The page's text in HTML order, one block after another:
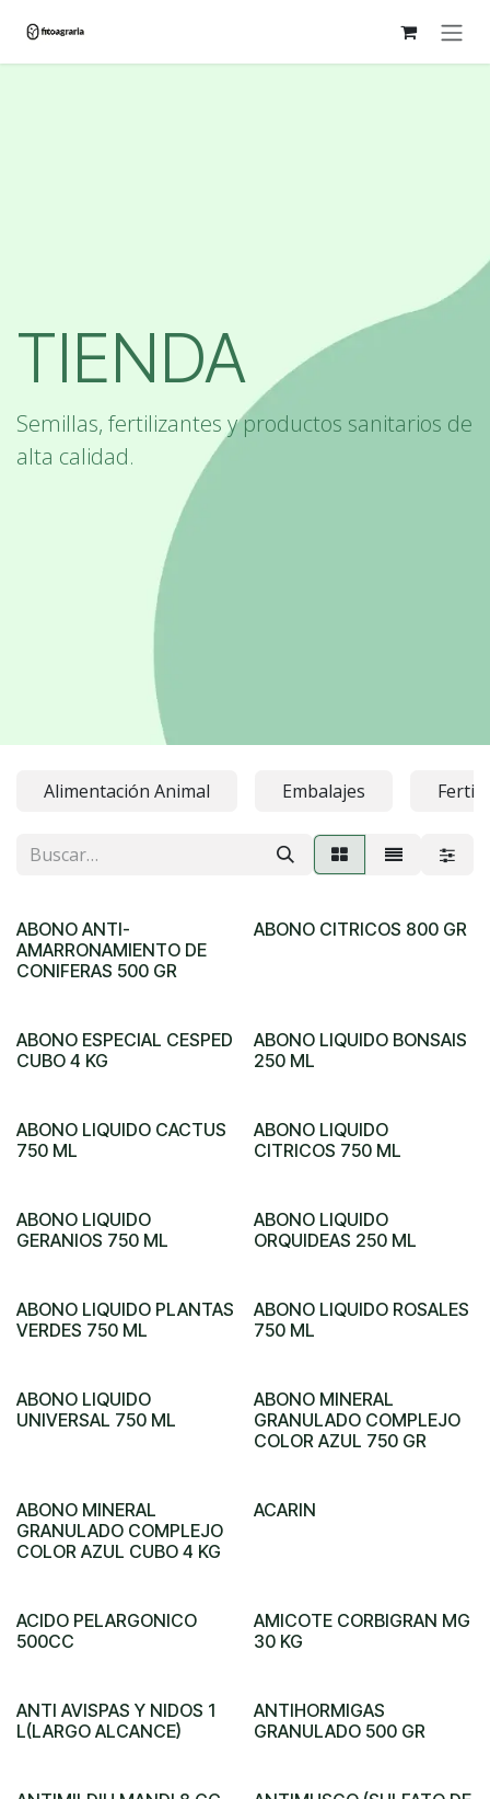
TIENDA
Semillas, fertilizantes y productos sanitarios de
alta calidad.
Alimentación Animal Embalajes
ABONO ANTI-
AMARRONAMIENTO DE
CONIFERAS 500 GR
ABONO CITRICOS 800 GR
ABONO ESPECIAL CESPED
CUBO 4 KG
ABONO LIQUIDO BONSAIS
250 ML
ABONO LIQUIDO CACTUS
750 ML
ABONO LIQUIDO
CITRICOS 750 ML
ABONO LIQUIDO
GERANIOS 750 ML
ABONO LIQUIDO
ORQUIDEAS 250 ML
ABONO LIQUIDO PLANTAS
VERDES 750 ML
ABONO LIQUIDO ROSALES
750 ML
ABONO LIQUIDO
UNIVERSAL 750 ML
ABONO MINERAL
GRANULADO COMPLEJO
COLOR AZUL 750 GR
ABONO MINERAL
GRANULADO COMPLEJO
COLOR AZUL CUBO 4 KG
ACARIN
ACIDO PELARGONICO
500CC
AMICOTE CORBIGRAN MG
30 KG
ANTI AVISPAS Y NIDOS 1
L(LARGO ALCANCE)
ANTIHORMIGAS
GRANULADO 500 GR